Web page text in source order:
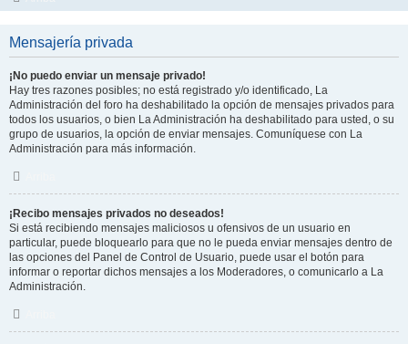
Mensajería privada
¡No puedo enviar un mensaje privado!
Hay tres razones posibles; no está registrado y/o identificado, La
Administración del foro ha deshabilitado la opción de mensajes privados para
todos los usuarios, o bien La Administración ha deshabilitado para usted, o su
grupo de usuarios, la opción de enviar mensajes. Comuníquese con La
Administración para más información.
¡Recibo mensajes privados no deseados!
Si está recibiendo mensajes maliciosos u ofensivos de un usuario en
particular, puede bloquearlo para que no le pueda enviar mensajes dentro de
las opciones del Panel de Control de Usuario, puede usar el botón para
informar o reportar dichos mensajes a los Moderadores, o comunicarlo a La
Administración.